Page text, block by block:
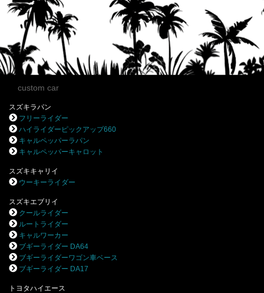
custom car
スズキラパン
フリーライダー
ハイライダーピックアップ660
キャルペッパーラパン
キャルペッパーキャロット
スズキキャリイ
ウーキーライダー
スズキエブリイ
クールライダー
ルートライダー
キャルワーカー
ブギーライダー DA64
ブギーライダーワゴン車ベース
ブギーライダー DA17
トヨタハイエース